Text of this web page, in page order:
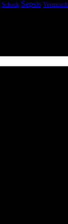
Schock Sepsis